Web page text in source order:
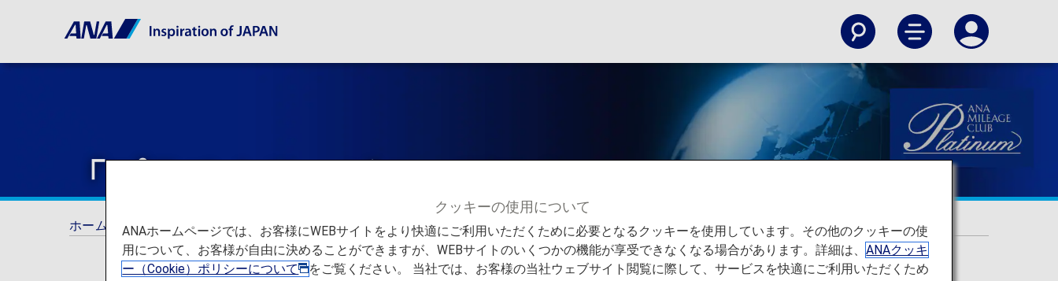
「プラチナサービス」デスク
ホーム ANAマイレージクラブ プレミアムメンバーサービス 「プラチナサービス」デスク
クッキーの使用について
ANAホームページでは、お客様にWEBサイトをより快適にご利用いただくために必要となるクッキーを使用しています。その他のクッキーの使
用について、お客様が自由に決めることができますが、WEBサイトのいくつかの機能が享受できなくなる場合があります。詳細は、ANAクッキ
ー（Cookie）ポリシーについて
をご覧ください。 当社では、お客様の当社ウェブサイト閲覧に際して、サービスを快適にご利用いただくため